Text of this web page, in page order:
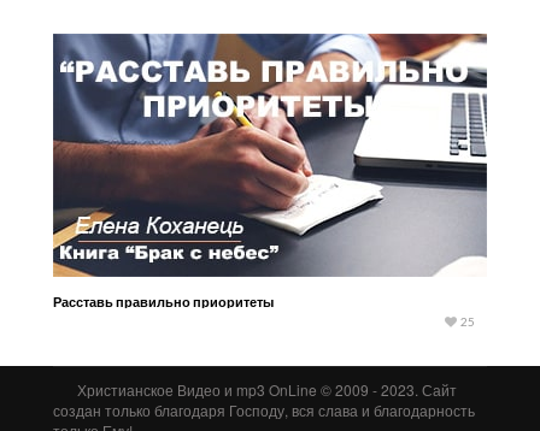
Расставь правильно приоритеты
25
Христианское Видео и mp3 OnLine © 2009 - 2023. Сайт
создан только благодаря Господу, вся слава и благодарность